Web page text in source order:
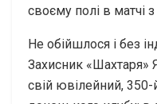
своєму полі в матчі
Не обійшлося і без
Захисник «Шахтаря»
свій ювілейний, 350-